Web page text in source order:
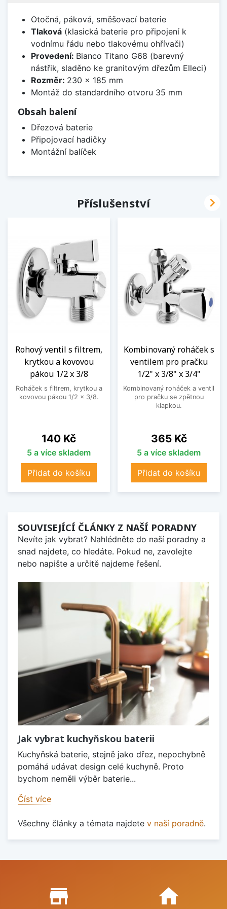
Otočná, páková, směšovací baterie
Tlaková(klasická baterie pro připojení k
vodnímu řádu nebo tlakovému ohřívači)
Provedení: Bianco Titano G68 (barevný
nástřik, sladěno ke granitovým dřezům Elleci)
Rozměr: 230 x 185 mm
Montáž do standardního otvoru 35 mm
Obsah balení
Dřezová baterie
Připojovací hadičky
Montážní balíček
Příslušenství
Rohový ventil s filtrem,
krytkou a kovovou
pákou 1/2 x 3/8
Roháček s filtrem, krytkou a
kovovou pákou 1/2 x 3/8.
Cena
140 Kč
5 a více skladem
Přidat do košíku
Kombinovaný roháček s
ventilem pro pračku
1/2" x 3/8" x 3/4"
Kombinovaný roháček a ventil
pro pračku se zpětnou
klapkou.
Cena
365 Kč
5 a více skladem
Přidat do košíku

SOUVISEJÍCÍ ČLÁNKY Z NAŠÍ PORADNY
Nevíte jak vybrat? Nahlédněte do naší poradny a
snad najdete, co hledáte. Pokud ne, zavolejte
nebo napište a určitě najdeme řešení.
Jak vybrat kuchyňskou baterii
Kuchyňská baterie, stejně jako dřez, nepochybně
pomáhá udávat design celé kuchyně. Proto
bychom neměli výběr baterie...
Číst více
Všechny články a témata najdete v naší poradně.
Proč nakupovat u nás?
store_mall_directory home